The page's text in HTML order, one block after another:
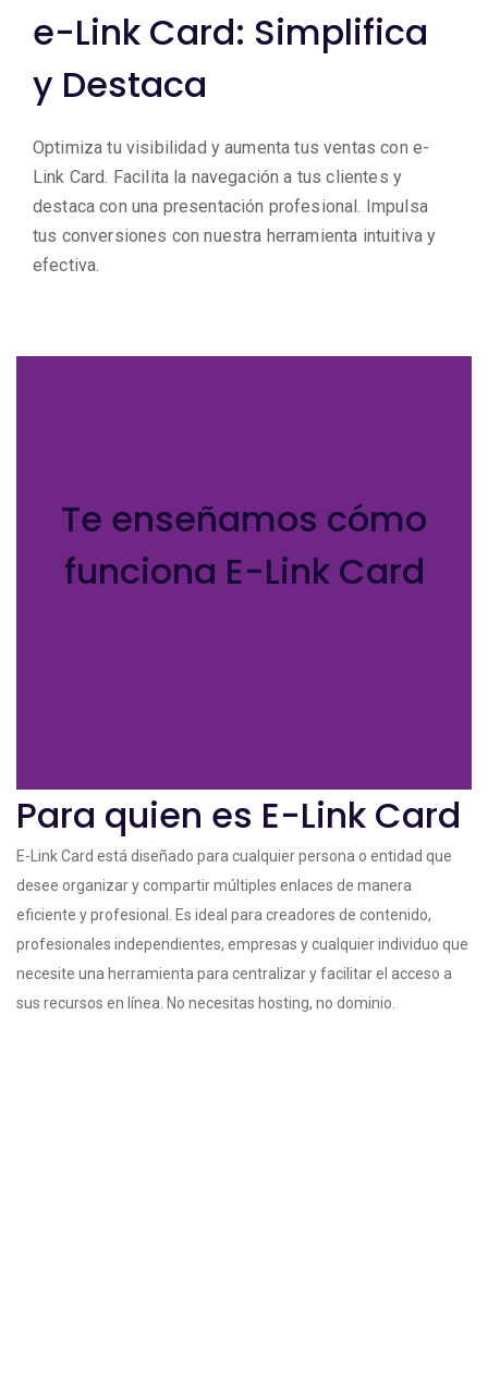
e-Link Card: Simplifica
y Destaca
Optimiza tu visibilidad y aumenta tus ventas con e-
Link Card. Facilita la navegación a tus clientes y
destaca con una presentación profesional. Impulsa
tus conversiones con nuestra herramienta intuitiva y
efectiva.
Te enseñamos cómo
funciona E-Link Card
Para quien es E-Link Card
E-Link Card está diseñado para cualquier persona o entidad que
desee organizar y compartir múltiples enlaces de manera
eficiente y profesional. Es ideal para creadores de contenido,
profesionales independientes, empresas y cualquier individuo que
necesite una herramienta para centralizar y facilitar el acceso a
sus recursos en línea. No necesitas hosting, no dominio.